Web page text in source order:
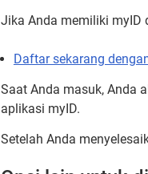
Jika Anda memiliki myID
Daftar sekarang
Saat Anda masuk, Anda
aplikasi myID.
Setelah Anda